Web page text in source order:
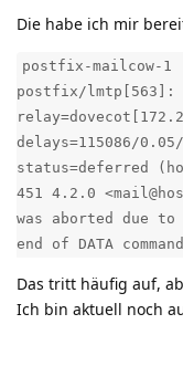
Die habe ich mir
postfix-mailcow-1
postfix/lmtp[563]:
delays=115086/
status=deferred
451 4.2.0
was aborted due
end of DATA
Das tritt häufig auf,
Ich bin aktuell noch